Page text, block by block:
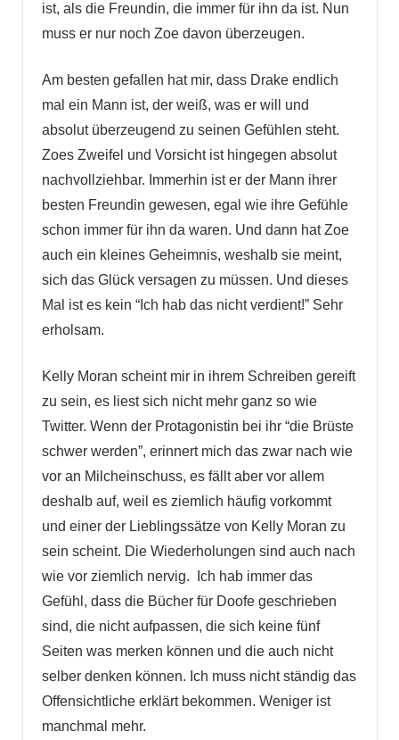
ist, als die Freundin, die immer für ihn da ist. Nun
muss er nur noch Zoe davon überzeugen.
Am besten gefallen hat mir, dass Drake endlich
mal ein Mann ist, der weiß, was er will und
absolut überzeugend zu seinen Gefühlen steht.
Zoes Zweifel und Vorsicht ist hingegen absolut
nachvollziehbar. Immerhin ist er der Mann ihrer
besten Freundin gewesen, egal wie ihre Gefühle
schon immer für ihn da waren. Und dann hat Zoe
auch ein kleines Geheimnis, weshalb sie meint,
sich das Glück versagen zu müssen. Und dieses
Mal ist es kein “Ich hab das nicht verdient!” Sehr
erholsam.
Kelly Moran scheint mir in ihrem Schreiben gereift
zu sein, es liest sich nicht mehr ganz so wie
Twitter. Wenn der Protagonistin bei ihr “die Brüste
schwer werden”, erinnert mich das zwar nach wie
vor an Milcheinschuss, es fällt aber vor allem
deshalb auf, weil es ziemlich häufig vorkommt
und einer der Lieblingssätze von Kelly Moran zu
sein scheint. Die Wiederholungen sind auch nach
wie vor ziemlich nervig. Ich hab immer das
Gefühl, dass die Bücher für Doofe geschrieben
sind, die nicht aufpassen, die sich keine fünf
Seiten was merken können und die auch nicht
selber denken können. Ich muss nicht ständig das
Offensichtliche erklärt bekommen. Weniger ist
manchmal mehr.